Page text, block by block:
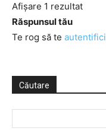
Afișare 1 rezultat
Răspunsul tău
Te rog să te autentifici
Căutare